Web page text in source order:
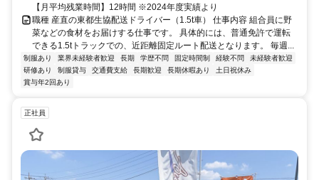
【月平均残業時間】12時間 ※2024年度実績より
職種 産直の東都生協配送ドライバー（1.5t車） 仕事内容 組合員に野
菜などの食材をお届けする仕事です。 具体的には、普通免許で運転
できる1.5tトラックでの、近距離固定ルート配送となります。 毎週...
制服あり 業界未経験者歓迎 長期 学歴不問 固定時間制 経験不問
未経験者歓迎
研修あり
制服貸与 交通費支給 長期歓迎 長期休暇あり
土日祝休み
賞与年2回あり
正社員